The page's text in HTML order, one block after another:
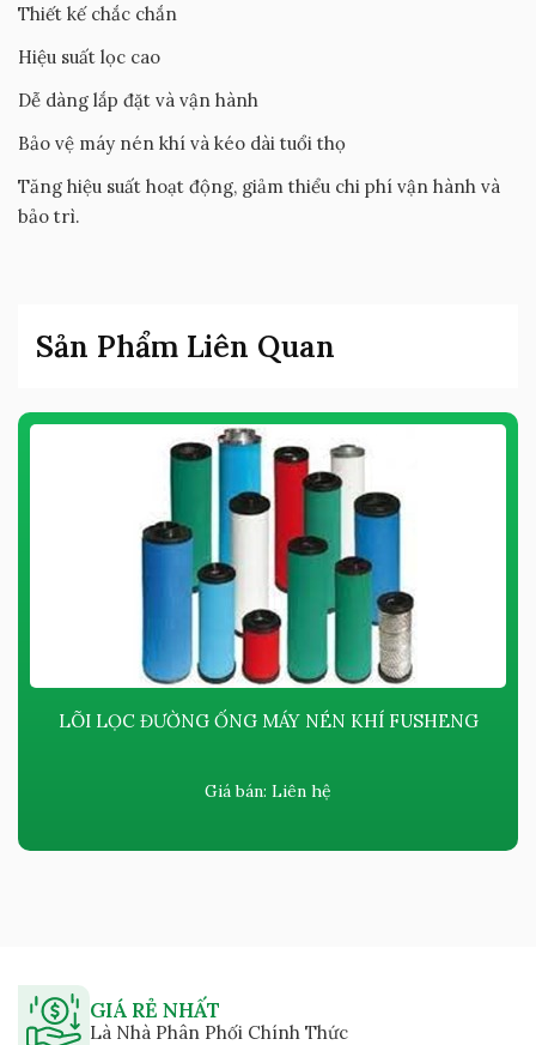
Thiết kế chắc chắn
Hiệu suất lọc cao
Dễ dàng lắp đặt và vận hành
Bảo vệ máy nén khí và kéo dài tuổi thọ
Tăng hiệu suất hoạt động, giảm thiểu chi phí vận hành và
bảo trì.
Sản Phẩm Liên Quan
LÕI LỌC ĐƯỜNG ỐNG MÁY NÉN KHÍ FUSHENG
Giá bán: Liên hệ
GIÁ RẺ NHẤT
Là Nhà Phân Phối Chính Thức